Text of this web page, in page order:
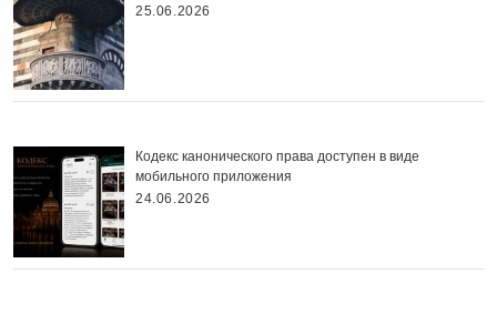
25.06.2026
Кодекс канонического права доступен в виде
мобильного приложения
24.06.2026